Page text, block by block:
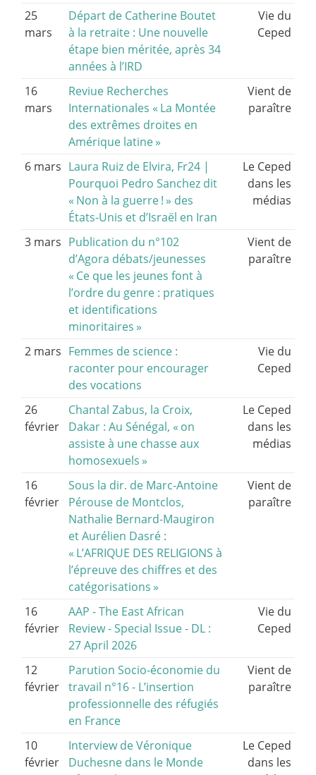
25
mars
Départ de Catherine Boutet
à la retraite : Une nouvelle
étape bien méritée, après 34
années à l’IRD
Vie du
Ceped
16
mars
Reviue Recherches
Internationales « La Montée
des extrêmes droites en
Amérique latine»
Vient de
paraître
6 mars Laura Ruiz de Elvira, Fr24 |
Pourquoi Pedro Sanchez dit
« Non à la guerre! » des
États-Unis et d’Israël en Iran
Le Ceped
dans les
médias
3 mars Publication du n°102
d’Agora débats/jeunesses
« Ce que les jeunes font à
l’ordre du genre : pratiques
et identifications
minoritaires »
Vient de
paraître
2 mars Femmes de science :
raconter pour encourager
des vocations
Vie du
Ceped
26
février
Chantal Zabus, la Croix,
Dakar : Au Sénégal, « on
assiste à une chasse aux
homosexuels »
Le Ceped
dans les
médias
16
février
Sous la dir. de Marc-Antoine
Pérouse de Montclos,
Nathalie Bernard-Maugiron
et Aurélien Dasré :
« L’AFRIQUE DES RELIGIONS à
l’épreuve des chiffres et des
catégorisations »
Vient de
paraître
16
février
AAP - The East African
Review - Special Issue - DL :
27 April 2026
Vie du
Ceped
12
février
Parution Socio-économie du
travail n°16 - L’insertion
professionnelle des réfugiés
en France
Vient de
paraître
10
février
Interview de Véronique
Duchesne dans le Monde
Le Ceped
dans les